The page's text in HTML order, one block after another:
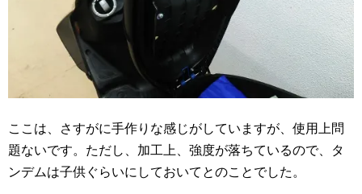
ここは、さすがに手作りな感じがしていますが、使用上問
題ないです。ただし、加工上、強度が落ちているので、タ
ンデムは子供ぐらいにしておいてとのことでした。